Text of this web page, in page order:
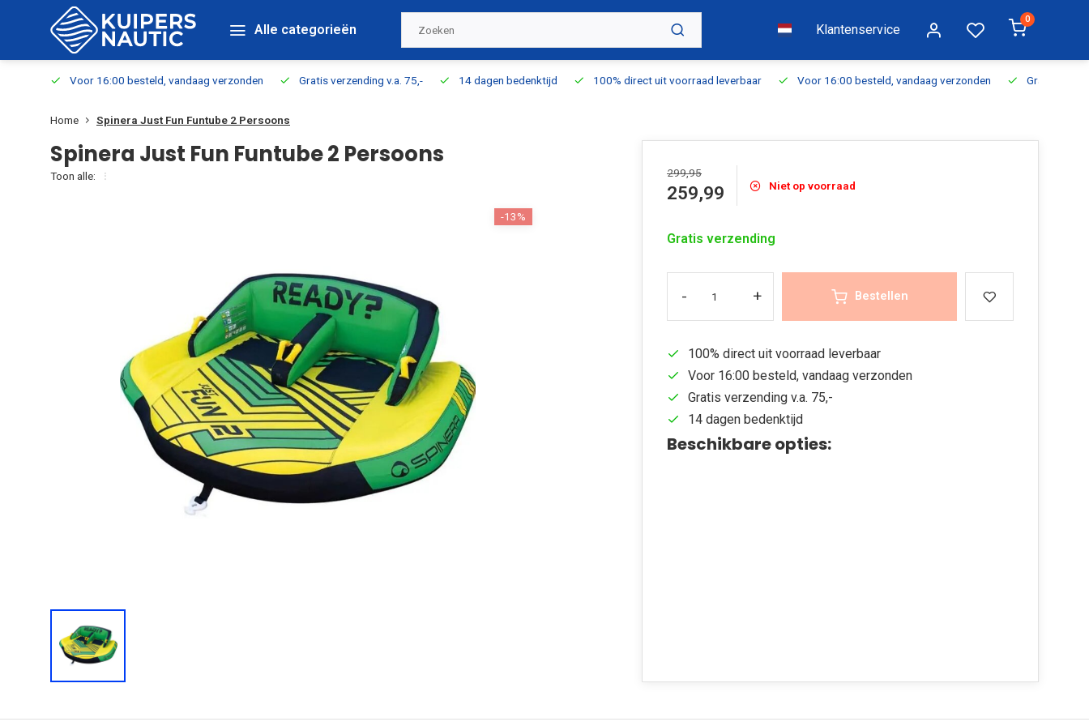
Alle categorieën Klantenservice
0
Voor 16:00 besteld, vandaag verzonden Gratis verzending v.a. 75,- 14 dagen bedenktijd 100% direct uit voorraad leverbaar Voor 16:00 besteld, vandaag verzonden Gratis
Home Spinera Just Fun Funtube 2 Persoons
Spinera Just Fun Funtube 2 Persoons
Toon alle:
-13%
299,95
259,99 Niet op voorraad
Gratis verzending
- + Bestellen
100% direct uit voorraad leverbaar
Voor 16:00 besteld, vandaag verzonden
Gratis verzending v.a. 75,-
14 dagen bedenktijd
Beschikbare opties: